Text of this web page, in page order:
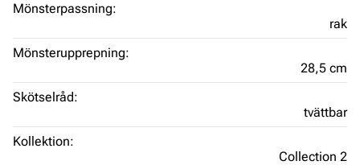
Mönsterpassning:
rak
Mönsterupprepning:
28,5 cm
Skötselråd:
tvättbar
Kollektion:
Collection 2